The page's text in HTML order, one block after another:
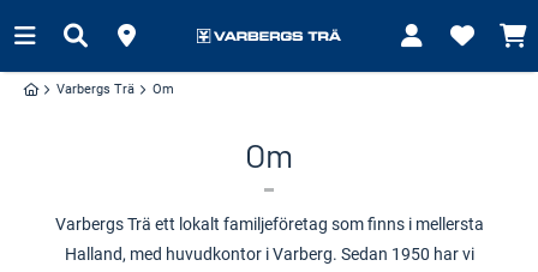
Varbergs Trä Om
Om
Varbergs Trä ett lokalt familjeföretag som finns i mellersta
Halland, med huvudkontor i Varberg. Sedan 1950 har vi